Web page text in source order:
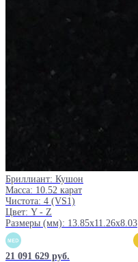
Бриллиант: Кушон
Масса: 10.52 карат
Чистота: 4 (VS1)
Цвет: Y - Z
Размеры (мм): 13.85x11.26x8.03
21 091 629 руб.